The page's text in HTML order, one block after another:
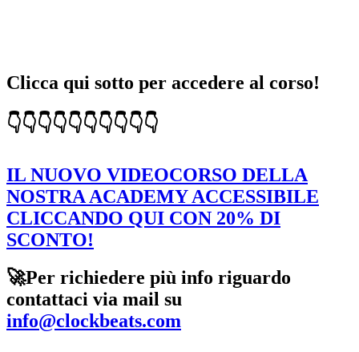
Clicca qui sotto per accedere al corso!
👇👇👇👇👇👇👇👇👇👇
IL NUOVO VIDEOCORSO DELLA
NOSTRA ACADEMY ACCESSIBILE
CLICCANDO QUI CON 20% DI
SCONTO!
🚀Per richiedere più info riguardo
contattaci via mail su
info@clockbeats.com